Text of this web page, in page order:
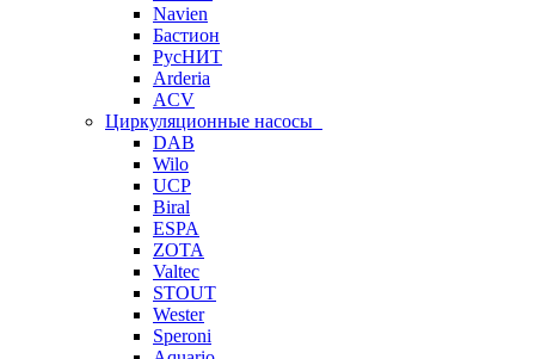
Navien
Бастион
РусНИТ
Arderia
ACV
Циркуляционные насосы
DAB
Wilo
UCP
Biral
ESPA
ZOTA
Valtec
STOUT
Wester
Speroni